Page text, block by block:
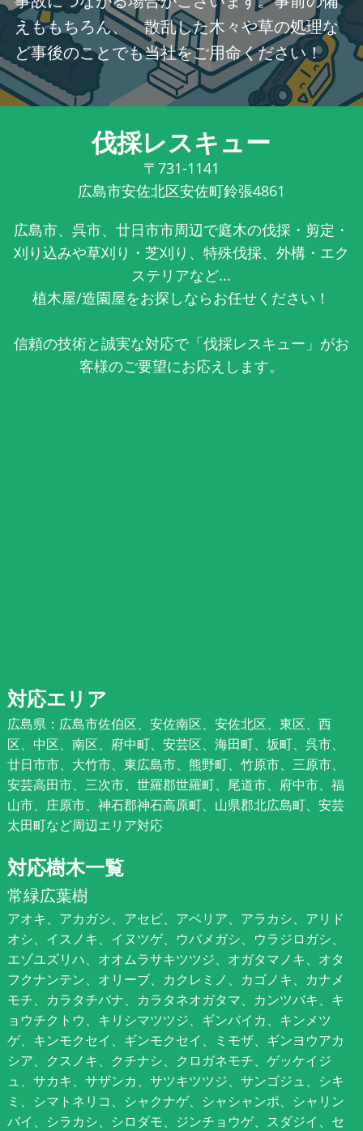
えももちろん、 散乱した木々や草の処理な
ど事後のことでも当社をご用命ください！
伐採レスキュー
〒731-1141
広島市安佐北区安佐町鈴張4861
広島市、呉市、廿日市市周辺で庭木の伐採・剪定・
刈り込みや草刈り・芝刈り、特殊伐採、外構・エク
ステリアなど...
植木屋/造園屋をお探しならお任せください！
信頼の技術と誠実な対応で「伐採レスキュー」がお
客様のご要望にお応えします。
対応エリア
広島県：広島市佐伯区、安佐南区、安佐北区、東区、西
区、中区、南区、府中町、安芸区、海田町、坂町、呉市、
廿日市市、大竹市、東広島市、熊野町、竹原市、三原市、
安芸高田市、三次市、世羅郡世羅町、尾道市、府中市、福
山市、庄原市、神石郡神石高原町、山県郡北広島町、安芸
太田町など周辺エリア対応
対応樹木一覧
常緑広葉樹
アオキ、アカガシ、アセビ、アベリア、アラカシ、アリド
オシ、イスノキ、イヌツゲ、ウバメガシ、ウラジロガシ、
エゾユズリハ、オオムラサキツツジ、オガタマノキ、オタ
フクナンテン、オリーブ、カクレミノ、カゴノキ、カナメ
モチ、カラタチバナ、カラタネオガタマ、カンツバキ、キ
ョウチクトウ、キリシマツツジ、ギンバイカ、キンメツ
ゲ、キンモクセイ、ギンモクセイ、ミモザ、ギンヨウアカ
シア、クスノキ、クチナシ、クロガネモチ、ゲッケイジ
ュ、サカキ、サザンカ、サツキツツジ、サンゴジュ、シキ
ミ、シマトネリコ、シャクナゲ、シャシャンポ、シャリン
バイ、シラカシ、シロダモ、ジンチョウゲ、スダジイ、セ